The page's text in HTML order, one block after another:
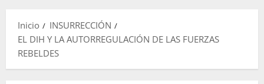
Inicio
INSURRECCIÓN
EL DIH Y LA AUTORREGULACIÓN DE LAS FUERZAS
REBELDES